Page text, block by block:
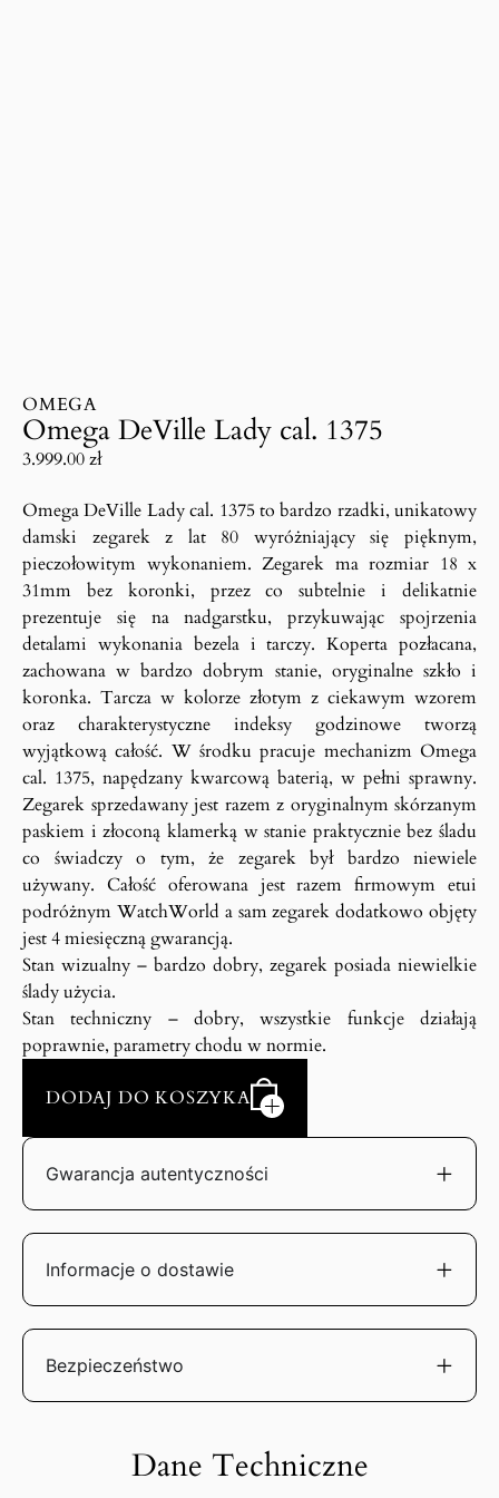
OMEGA
Omega DeVille Lady cal. 1375
3.999.00zł
Omega DeVille Lady cal. 1375 to bardzo rzadki, unikatowy
damski zegarek z lat 80 wyróżniający się pięknym,
pieczołowitym wykonaniem. Zegarek ma rozmiar 18 x
31mm bez koronki, przez co subtelnie i delikatnie
prezentuje się na nadgarstku, przykuwając spojrzenia
detalami wykonania bezela i tarczy. Koperta pozłacana,
zachowana w bardzo dobrym stanie, oryginalne szkło i
koronka. Tarcza w kolorze złotym z ciekawym wzorem
oraz charakterystyczne indeksy godzinowe tworzą
wyjątkową całość. W środku pracuje mechanizm Omega
cal. 1375, napędzany kwarcową baterią, w pełni sprawny.
Zegarek sprzedawany jest razem z oryginalnym skórzanym
paskiem i złoconą klamerką w stanie praktycznie bez śladu
co świadczy o tym, że zegarek był bardzo niewiele
używany. Całość oferowana jest razem firmowym etui
podróżnym WatchWorld a sam zegarek dodatkowo objęty
jest 4 miesięczną gwarancją.
Stan wizualny – bardzo dobry, zegarek posiada niewielkie
ślady użycia.
Stan techniczny – dobry, wszystkie funkcje działają
poprawnie, parametry chodu w normie.
DODAJ DO KOSZYKA
Gwarancja autentyczności
Informacje o dostawie
Bezpieczeństwo
Dane Techniczne